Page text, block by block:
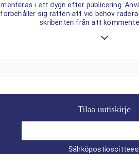
i ett dygn efter publicering.
sig rätten att vid behov
skribenten från att
Tilaa uutiskirje
Sähköpostiosoitteesi